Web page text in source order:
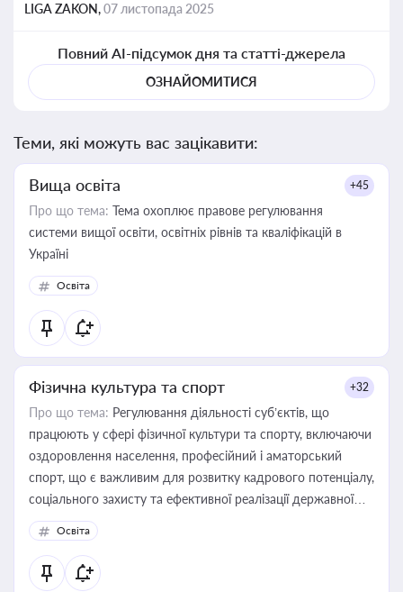
LIGA ZAKON,07 листопада 2025
Повний AI-підсумок дня та статті-джерела
ОЗНАЙОМИТИСЯ
Теми, які можуть вас зацікавити:
Вища освіта +45
Про що тема: Тема охоплює правове регулювання
системи вищої освіти, освітніх рівнів та кваліфікацій в
Україні
Освіта
Фізична культура та спорт +32
Про що тема: Регулювання діяльності суб’єктів, що
працюють у сфері фізичної культури та спорту, включаючи
оздоровлення населення, професійний і аматорський
спорт, що є важливим для розвитку кадрового потенціалу,
соціального захисту та ефективної реалізації державної
політики у цій галузі
Освіта